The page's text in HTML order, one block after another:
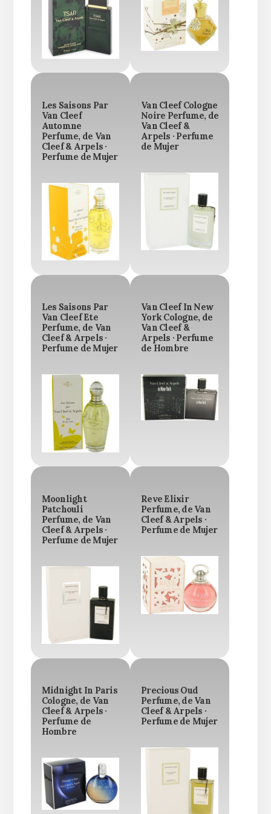
Les Saisons Par
Van Cleef
Automne
Perfume, de Van
Cleef & Arpels ·
Perfume de Mujer
Van Cleef Cologne
Noire Perfume, de
Van Cleef &
Arpels · Perfume
de Mujer
Les Saisons Par
Van Cleef Ete
Perfume, de Van
Cleef & Arpels ·
Perfume de Mujer
Van Cleef In New
York Cologne, de
Van Cleef &
Arpels · Perfume
de Hombre
Moonlight
Patchouli
Perfume, de Van
Cleef & Arpels ·
Perfume de Mujer
Reve Elixir
Perfume, de Van
Cleef & Arpels ·
Perfume de Mujer
Midnight In Paris
Cologne, de Van
Cleef & Arpels ·
Perfume de
Hombre
Precious Oud
Perfume, de Van
Cleef & Arpels ·
Perfume de Mujer